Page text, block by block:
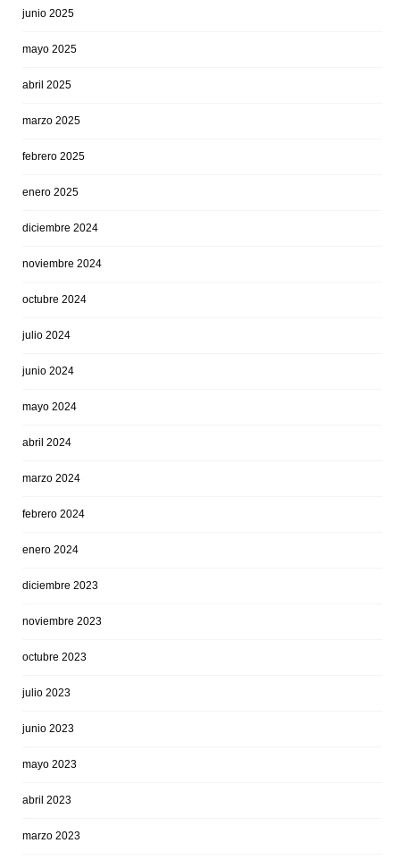
junio 2025
mayo 2025
abril 2025
marzo 2025
febrero 2025
enero 2025
diciembre 2024
noviembre 2024
octubre 2024
julio 2024
junio 2024
mayo 2024
abril 2024
marzo 2024
febrero 2024
enero 2024
diciembre 2023
noviembre 2023
octubre 2023
julio 2023
junio 2023
mayo 2023
abril 2023
marzo 2023